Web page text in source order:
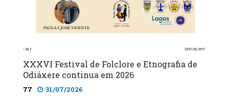
XXXVI Festival de Folclore e Etnografia de
Odiáxere continua em 2026
77 31/07/2026